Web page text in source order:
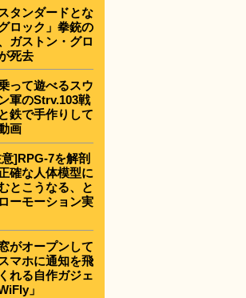
タンダードとな
ロック」拳銃の
ガストン・グロ
死去
って遊べるスウ
軍のStrv.103戦
鉄で手作りして
画
]RPG-7を解剖
確な人体模型に
とこうなる、と
ーモーション実
がオープンして
マホに通知を飛
れる自作ガジェ
」